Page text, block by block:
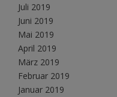
Juli 2019
Juni 2019
Mai 2019
April 2019
März 2019
Februar 2019
Januar 2019